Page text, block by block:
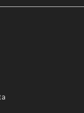
kundkonto i nästa